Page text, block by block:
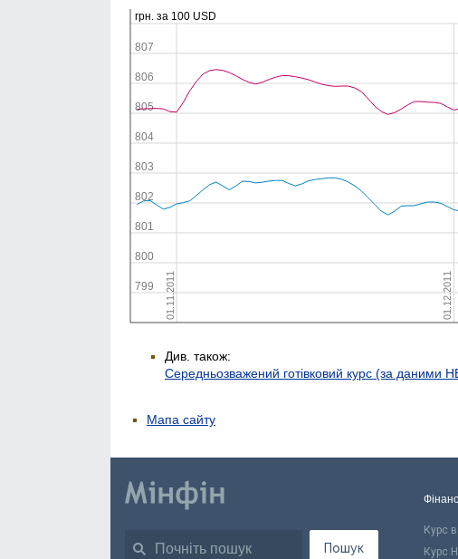
Див. також:
Середньозважений готівковий курс (за даними
Мапа сайту
Пошук
Курс
Курс